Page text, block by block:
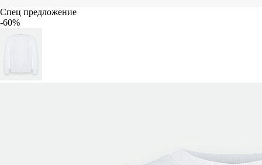
Спец предложение
-60%